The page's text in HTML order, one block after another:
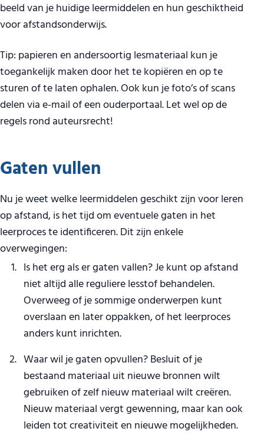
beeld van je huidige leermiddelen en hun geschiktheid
voor afstandsonderwijs.
Tip: papieren en andersoortig lesmateriaal kun je
toegankelijk maken door het te kopiëren en op te
sturen of te laten ophalen. Ook kun je foto’s of scans
delen via e-mail of een ouderportaal. Let wel op de
regels rond auteursrecht!
Gaten vullen
Nu je weet welke leermiddelen geschikt zijn voor leren
op afstand, is het tijd om eventuele gaten in het
leerproces te identificeren. Dit zijn enkele
overwegingen:
Is het erg als er gaten vallen? Je kunt op afstand
niet altijd alle reguliere lesstof behandelen.
Overweeg of je sommige onderwerpen kunt
overslaan en later oppakken, of het leerproces
anders kunt inrichten.
Waar wil je gaten opvullen? Besluit of je
bestaand materiaal uit nieuwe bronnen wilt
gebruiken of zelf nieuw materiaal wilt creëren.
Nieuw materiaal vergt gewenning, maar kan ook
leiden tot creativiteit en nieuwe mogelijkheden.